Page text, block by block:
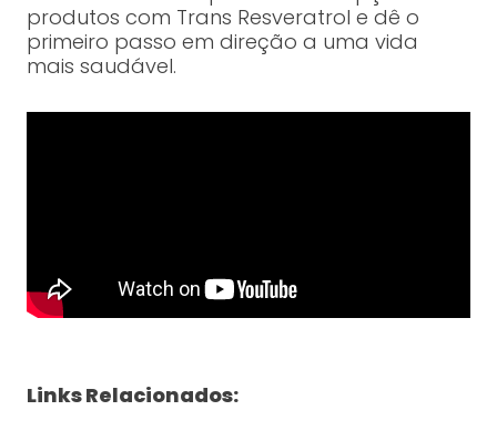
produtos com Trans Resveratrol e dê o
primeiro passo em direção a uma vida
mais saudável.
Links Relacionados: